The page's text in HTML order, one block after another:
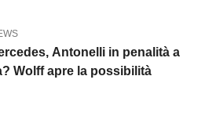
Antonelli in penalità a
Wolff apre la possibilità